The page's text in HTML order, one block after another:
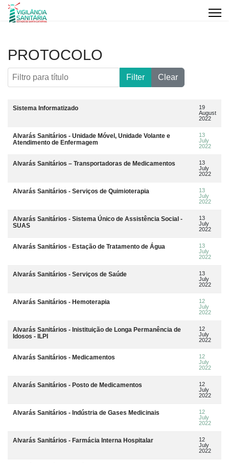
PROTOCOLO
Filtro para título
Filter Clear
Title Data da publicação
Sistema Informatizado
19
August
2022
Alvarás Sanitários - Unidade Móvel, Unidade Volante e
Atendimento de Enfermagem
13
July
2022
Alvarás Sanitários – Transportadoras de Medicamentos
13
July
2022
Alvarás Sanitários - Serviços de Quimioterapia
13
July
2022
Alvarás Sanitários - Sistema Único de Assistência Social -
SUAS
13
July
2022
Alvarás Sanitários - Estação de Tratamento de Água
13
July
2022
Alvarás Sanitários - Serviços de Saúde
13
July
2022
Alvarás Sanitários - Hemoterapia
12
July
2022
Alvarás Sanitários - Inistituição de Longa Permanência de
Idosos - ILPI
12
July
2022
Alvarás Sanitários - Medicamentos
12
July
2022
Alvarás Sanitários - Posto de Medicamentos
12
July
2022
Alvarás Sanitários - Indústria de Gases Medicinais
12
July
2022
Alvarás Sanitários - Farmácia Interna Hospitalar
12
July
2022